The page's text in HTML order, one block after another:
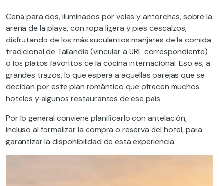
Cena para dos, iluminados por velas y antorchas, sobre la
arena de la playa, con ropa ligera y pies descalzos,
disfrutando de los más suculentos manjares de la comida
tradicional de Tailandia (vincular a URL correspondiente)
o los platos favoritos de la cocina internacional. Eso es, a
grandes trazos, lo que espera a aquellas parejas que se
decidan por este plan romántico que ofrecen muchos
hoteles y algunos restaurantes de ese país.
Por lo general conviene planificarlo con antelación,
incluso al formalizar la compra o reserva del hotel, para
garantizar la disponibilidad de esta experiencia.